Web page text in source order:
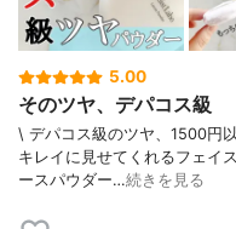
5.00
そのツヤ、デパコス級
\ デパコス級のツヤ、1500円
キレイに見せてくれるフェイ
ースパウダー⁡⁡…続きを見る